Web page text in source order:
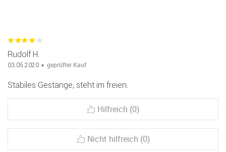
Rudolf H.
03.05.2020 geprüfter Kauf
Stabiles Gestänge, steht im freien.
Hilfreich (0)
Nicht hilfreich (0)